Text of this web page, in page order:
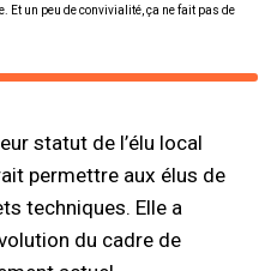
Et un peu de convivialité, ça ne fait pas de
statut de l’élu local
permettre aux élus de
techniques. Elle a
du cadre de